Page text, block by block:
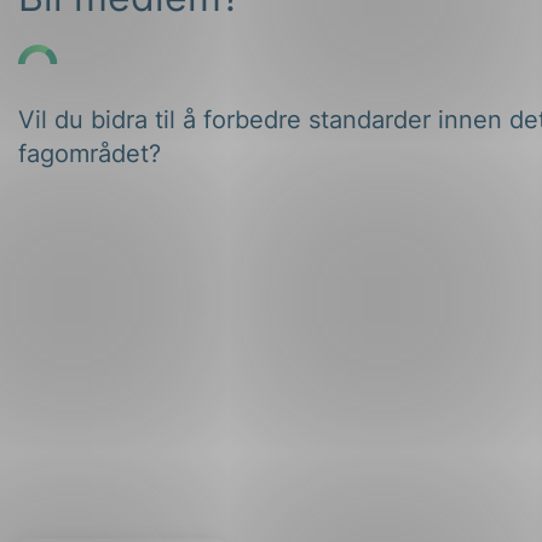
Vil du bidra til å forbedre standarder innen
fagområdet?